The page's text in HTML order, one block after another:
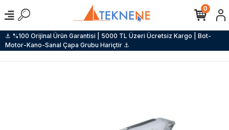
⚓ %100 Orijinal Ürün Garantisi | 5000 TL Üzeri Ücretsiz Kargo | Bot-
Motor-Kano-Sanal Çapa Grubu Hariçtir ⚓
0